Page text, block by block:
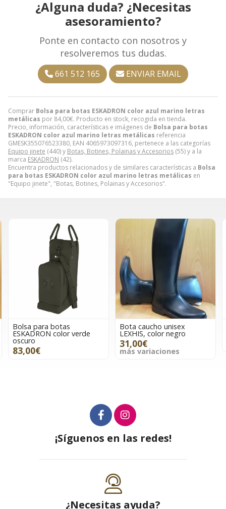
Comprar Bolsa para botas ESKADRON color azul marino letras
metálicas por 84,00€. Producto en stock, recogida en tienda.
Precio, información, características e imágenes de Bolsa para botas
ESKADRON color azul marino letras metálicas referencia
GMESK355076523380, EAN 4065973097316, pertenece a las categorías
Equipo jinete (440) y Botas, Botines, Polainas y Accesorios (55) y a la
marca ESKADRON (42).
Encuentra productos relacionados y de similares características a Bolsa
para botas ESKADRON color azul marino letras metálicas en
"Equipo jinete", "Botas, Botines, Polainas y Accesorios".
¿Alguna duda? ¿Necesitas
asesoramiento?
Ponte en contacto con nosotros y
resolveremos tus dudas.
661 512 165 ENVIAR EMAIL
Bolsa para botas
ESKADRON color verde
oscuro
83,00€
Bota caucho unisex
LEXHIS, color negro
31,00€
más variaciones
¡Síguenos en las redes!
¿Necesitas ayuda?